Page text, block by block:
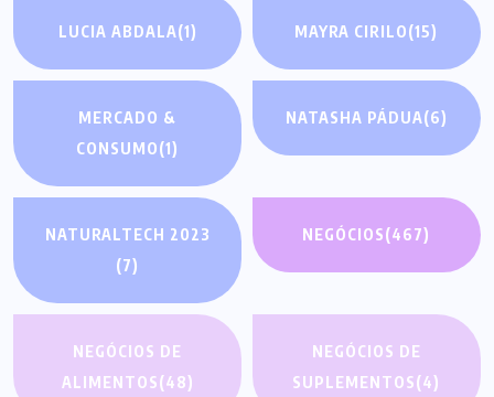
LUCIA ABDALA(1) MAYRA CIRILO(15)
MERCADO &
CONSUMO(1)
NATASHA PÁDUA(6)
NATURALTECH 2023
(7)
NEGÓCIOS(467)
NEGÓCIOS DE
ALIMENTOS(48)
NEGÓCIOS DE
SUPLEMENTOS(4)